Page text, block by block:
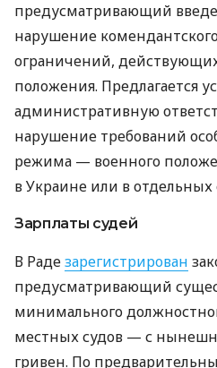
предусматривающий
нарушение
ограничений,
положения. Предлагается
административную
нарушение требований
режима — военного
в Украине или в отдельных
Зарплаты судей
В Радезарегистрирован
предусматривающий
минимального
местных судов — с
гривен. По